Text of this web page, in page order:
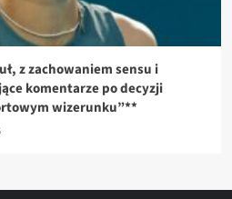
z zachowaniem sensu i
komentarze po decyzji
wizerunku”**